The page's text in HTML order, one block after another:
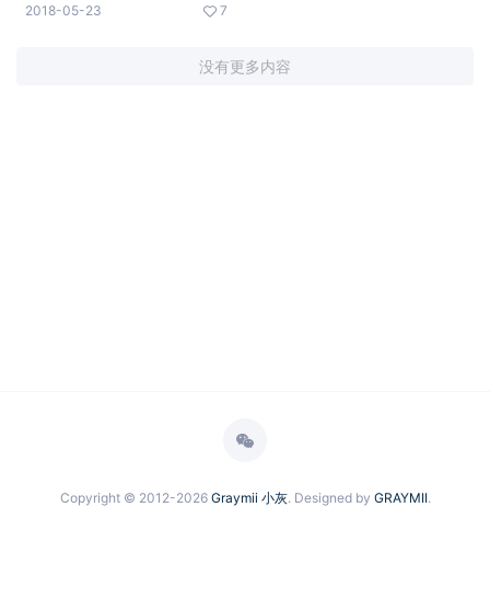
2018-05-23 7
没有更多内容
Copyright © 2012-2026 Graymii 小灰. Designed by GRAYMII.